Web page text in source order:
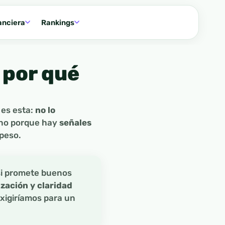
Rankings
qué
esta: no lo
porque hay señales
promete buenos
y claridad
para un